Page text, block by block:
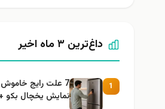
داغ‌ترین ۳ ماه اخیر
1
7 علت رایج
نمایش یخچال بکو